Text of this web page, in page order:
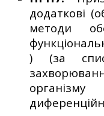
додаткові
методи
) (за